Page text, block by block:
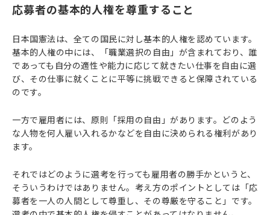
応募者の基本的人権を尊重すること
日本国憲法は、全ての国民に対し基本的人権を認めています。
基本的人権の中には、「職業選択の自由」が含まれており、誰
であっても自分の適性や能力に応じて就きたい仕事を自由に選
び、その仕事に就くことに平等に挑戦できると保障されている
のです。
一方で雇用者には、原則「採用の自由」があります。どのよう
な人物を何人雇い入れるかなどを自由に決められる権利があり
ます。
それではどのように選考を行っても雇用者の勝手かというと、
そういうわけではありません。考え方のポイントとしては「応
募者を一人の人間として尊重し、その尊厳を守ること」です。